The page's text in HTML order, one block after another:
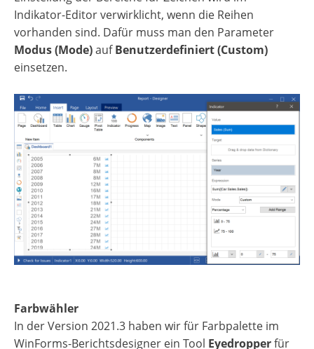
Indikator-Editor verwirklicht, wenn die Reihen
vorhanden sind. Dafür muss man den Parameter
Modus (Mode)aufBenutzerdefiniert (Custom)
einsetzen.
Farbwähler
In der Version 2021.3 haben wir für Farbpalette im
WinForms-Berichtsdesigner ein Tool Eyedropperfür